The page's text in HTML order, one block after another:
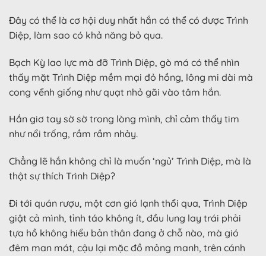
Đây có thể là cơ hội duy nhất hắn có thể có được Trình
Diệp, làm sao có khả năng bỏ qua.
Bạch Kỳ lao lực mà đỡ Trình Diệp, gò má có thể nhìn
thấy mặt Trình Diệp mềm mại đỏ hồng, lông mi dài mà
cong vểnh giống như quạt nhỏ gãi vào tâm hắn.
Hắn giơ tay sờ sờ trong lòng mình, chỉ cảm thấy tim
như nổi trống, rầm rầm nhảy.
Chẳng lẽ hắn không chỉ là muốn ‘ngủ’ Trình Diệp, mà là
thật sự thích Trình Diệp?
Đi tới quán rượu, một cơn gió lạnh thổi qua, Trình Diệp
giật cả mình, tỉnh táo không ít, đầu lung lay trái phải
tựa hồ không hiểu bản thân đang ở chỗ nào, mà gió
đêm man mát, cậu lại mặc đồ mỏng manh, trên cánh